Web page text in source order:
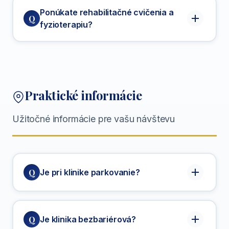
Q
Ponúkate rehabilitačné cvičenia a
fyzioterapiu?
vášmu typu zákroku
Skupinové cvičenia - rehabilitácia v skupine
Masáže- liečebné a relaxačné masáže
Pooperačnú rehabilitáciu- na urýchlenie
Praktické informácie
Užitočné informácie pre vašu návštevu
Q Je pri klinike parkovanie?
bezplatné parkovanie
Q Je klinika bezbariérová?